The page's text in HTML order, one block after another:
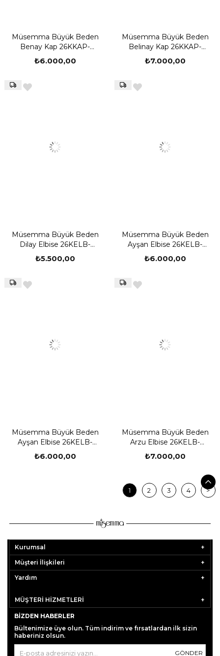
Müsemma Büyük Beden
Benay Kap 26KKAP-
MUS0006
₺6.000,00
Müsemma Büyük Beden
Belinay Kap 26KKAP-
MUS0007
₺7.000,00
Müsemma Büyük Beden
Dilay Elbise 26KELB-
MUS0006
₺5.500,00
Müsemma Büyük Beden
Ayşan Elbise 26KELB-
MUS0007
₺6.000,00
Müsemma Büyük Beden
Ayşan Elbise 26KELB-
MUS0007
₺6.000,00
Müsemma Büyük Beden
Arzu Elbise 26KELB-
MUS0008
₺7.000,00
1 2 3 4 >
Kurumsal
Müşteri İlişkileri
Yardım
MÜŞTERİ HİZMETLERİ
BIZDEN HABERLER
Bültenimize üye olun. Tüm indirim ve fırsatlardan ilk sizin
haberiniz olsun.
GÖNDER